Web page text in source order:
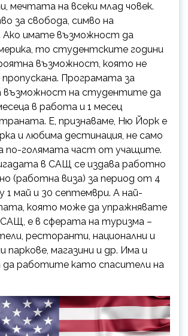
мечтата на всеки млад човек.
за свобода, симво на
Ако имате възможност да
то студентските години
възможност, която не
Програмата за
възможност на студентите да
в работа и 1 месец
Е, признаваме, Ню Йорк е
и любима дестинация, не само
по-голямата част от учащите.
в САЩ се издава работно
(работна виза) за период от 4
1 май и 30 септември. А най-
която може да упражнявате
САЩ, е в сферата на туризма –
ресторанти, национални и
паркове, магазини и др. Има и
работите като спасители на